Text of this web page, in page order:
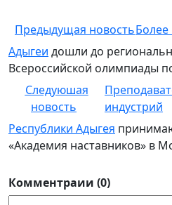
Предыдущая новость
Адыгеи дошли до
Всероссийской олимпиады
Следуюшая
новость
индустрий
Республики Адыгея
«Академия наставников» в
Комментраии (0)